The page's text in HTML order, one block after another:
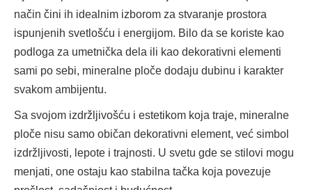
način čini ih idealnim izborom za stvaranje prostora
ispunjenih svetlošću i energijom. Bilo da se koriste kao
podloga za umetnička dela ili kao dekorativni elementi
sami po sebi, mineralne ploče dodaju dubinu i karakter
svakom ambijentu.
Sa svojom izdržljivošću i estetikom koja traje, mineralne
ploče nisu samo običan dekorativni element, već simbol
izdržljivosti, lepote i trajnosti. U svetu gde se stilovi mogu
menjati, one ostaju kao stabilna tačka koja povezuje